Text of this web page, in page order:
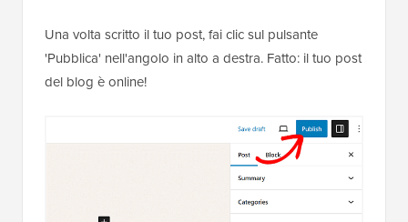
Una volta scritto il tuo post, fai clic sul pulsante
'Pubblica' nell'angolo in alto a destra. Fatto: il tuo post
del blog è online!